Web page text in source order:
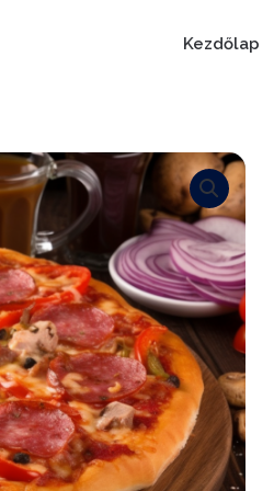
Kezdőlap